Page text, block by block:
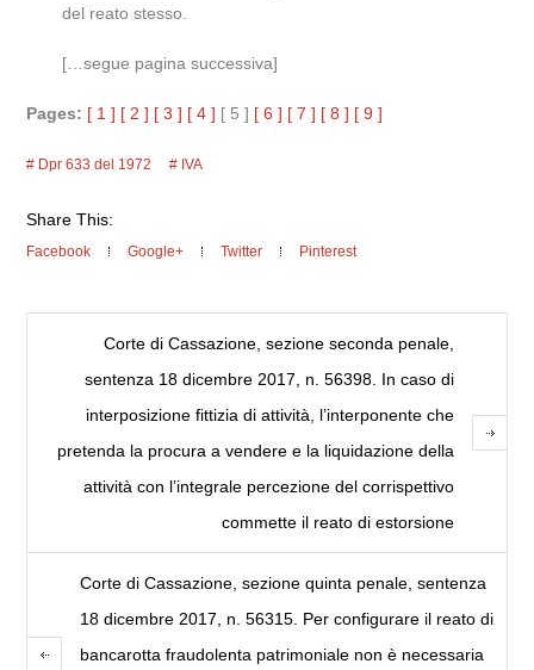
del reato stesso.
[…segue pagina successiva]
Pages: [ 1 ] [ 2 ] [ 3 ] [ 4 ] [ 5 ] [ 6 ] [ 7 ] [ 8 ] [ 9 ]
Dpr 633 del 1972 IVA
Share This:
Facebook Google+ Twitter Pinterest
Corte di Cassazione, sezione seconda penale,
sentenza 18 dicembre 2017, n. 56398. In caso di
interposizione fittizia di attività, l’interponente che
pretenda la procura a vendere e la liquidazione della
attività con l’integrale percezione del corrispettivo
commette il reato di estorsione
Corte di Cassazione, sezione quinta penale, sentenza
18 dicembre 2017, n. 56315. Per configurare il reato di
bancarotta fraudolenta patrimoniale non è necessaria